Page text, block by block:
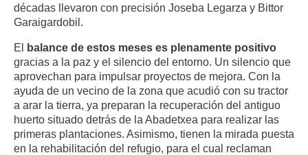
décadas llevaron con precisión Joseba Legarza y Bittor
Garaigardobil.
El balance de estos meses es plenamente positivo
gracias a la paz y el silencio del entorno. Un silencio que
aprovechan para impulsar proyectos de mejora. Con la
ayuda de un vecino de la zona que acudió con su tractor
a arar la tierra, ya preparan la recuperación del antiguo
huerto situado detrás de la Abadetxea para realizar las
primeras plantaciones. Asimismo, tienen la mirada puesta
en la rehabilitación del refugio, para el cual reclaman